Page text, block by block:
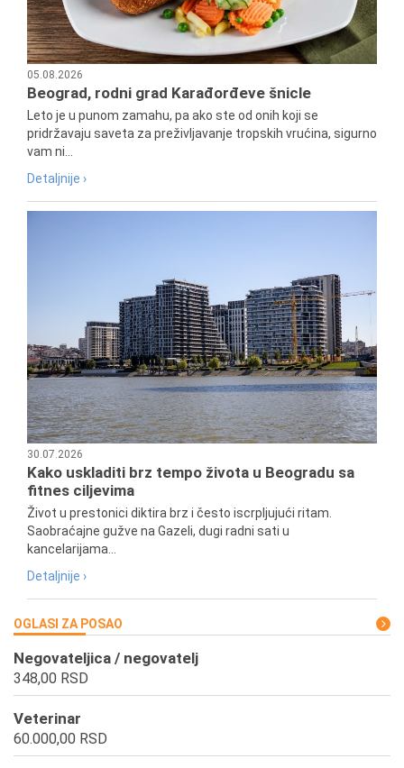
05.08.2026
Beograd, rodni grad Karađorđeve šnicle
Leto je u punom zamahu, pa ako ste od onih koji se
pridržavaju saveta za preživljavanje tropskih vrućina, sigurno
vam ni...
Detaljnije ›
30.07.2026
Kako uskladiti brz tempo života u Beogradu sa
fitnes ciljevima
Život u prestonici diktira brz i često iscrpljujući ritam.
Saobraćajne gužve na Gazeli, dugi radni sati u
kancelarijama...
Detaljnije ›
OGLASI ZA POSAO
Negovateljica / negovatelj
348,00 RSD
Veterinar
60.000,00 RSD